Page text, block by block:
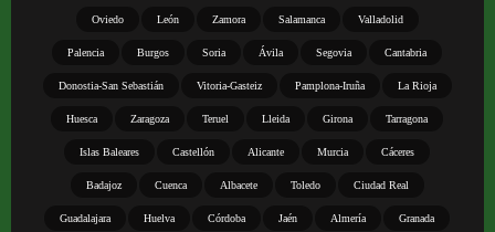
Oviedo León Zamora Salamanca Valladolid
Palencia Burgos Soria Ávila Segovia Cantabria
Donostia-San Sebastián Vitoria-Gasteiz Pamplona-Iruña La Rioja
Huesca Zaragoza Teruel Lleida Girona Tarragona
Islas Baleares Castellón Alicante Murcia Cáceres
Badajoz Cuenca Albacete Toledo Ciudad Real
Guadalajara Huelva Córdoba Jaén Almería Granada